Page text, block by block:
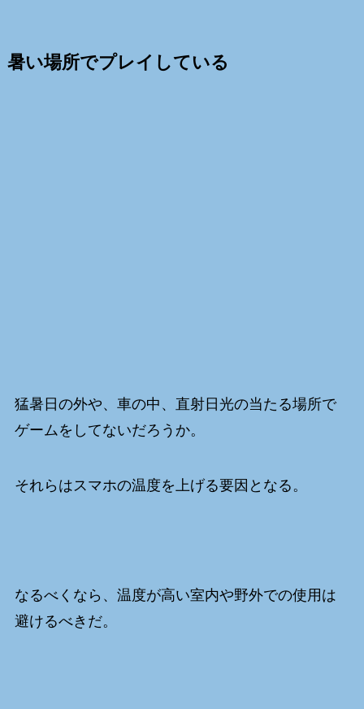
暑い場所でプレイしている
猛暑日の外や、車の中、直射日光の当たる場所で
ゲームをしてないだろうか。
それらはスマホの温度を上げる要因となる。
なるべくなら、温度が高い室内や野外での使用は
避けるべきだ。